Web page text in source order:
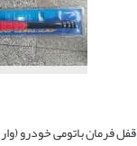
قفل فرمان باتومی خودرو